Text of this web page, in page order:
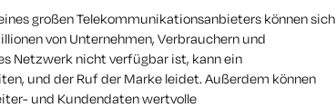
großen Telekommunikationsanbieters können sich
von Unternehmen, Verbrauchern und
Netzwerk nicht verfügbar ist, kann ein
und der Ruf der Marke leidet. Außerdem können
und Kundendaten wertvolle